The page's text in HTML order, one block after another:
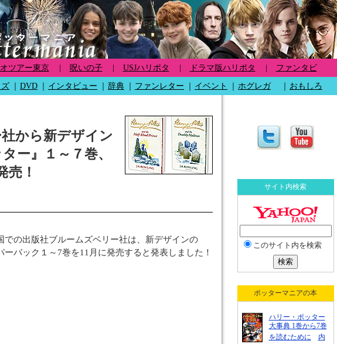
ツアー東京 呪いの子 USJハリポタ ドラマ版ハリポタ ファンタビ
DVD インタビュー 辞典 ファンレター イベント ホグレガ おもしろ
から新デザイン
ー』１～７巻、
売！
での出版社ブルームズベリー社は、新デザインの
ーバック１～7巻を11月に発売すると発表しました！
サイト内検索
このサイト内を検索
ポッターマニアの本
ハリー・ポッター
大事典 1巻から7巻
を読むために
内